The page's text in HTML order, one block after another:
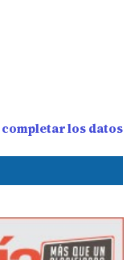
los datos